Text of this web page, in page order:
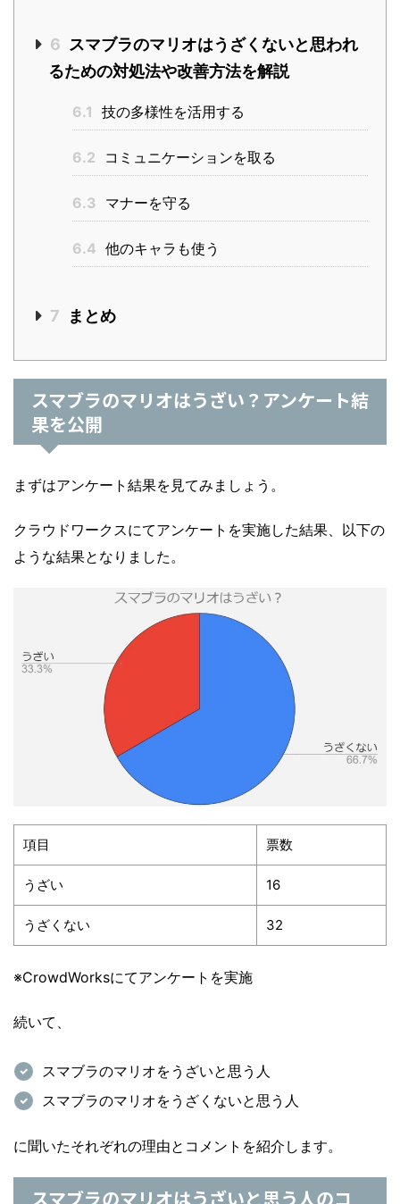
6 スマブラのマリオはうざくないと思われ
るための対処法や改善方法を解説
6.1 技の多様性を活用する
6.2 コミュニケーションを取る
6.3 マナーを守る
6.4 他のキャラも使う
7 まとめ
スマブラのマリオはうざい？アンケート結
果を公開
まずはアンケート結果を見てみましょう。
クラウドワークスにてアンケートを実施した結果、以下の
ような結果となりました。
項目 票数
うざい 16
うざくない 32
※CrowdWorksにてアンケートを実施
続いて、
スマブラのマリオをうざいと思う人
スマブラのマリオをうざ くないと思う 人
に聞いたそれぞれの理由とコメントを紹介します。
スマブラのマリオはうざいと思う人のコ